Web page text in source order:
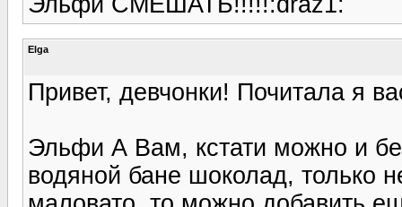
Elga
Привет, девчонки! Почитала я
Эльфи А Вам, кстати можно и
водяной бане шоколад, только